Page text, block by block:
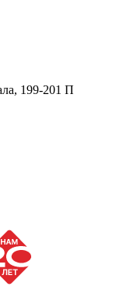
199-201 П